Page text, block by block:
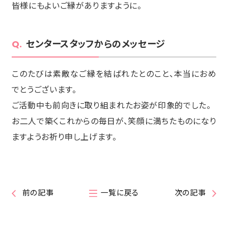
皆様にもよいご縁がありますように。
センタースタッフからのメッセージ
このたびは素敵なご縁を結ばれたとのこと、本当におめ
でとうございます。
ご活動中も前向きに取り組まれたお姿が印象的でした。
お二人で築くこれからの毎日が、笑顔に満ちたものになり
ますようお祈り申し上げます。
前の記事 一覧に戻る 次の記事